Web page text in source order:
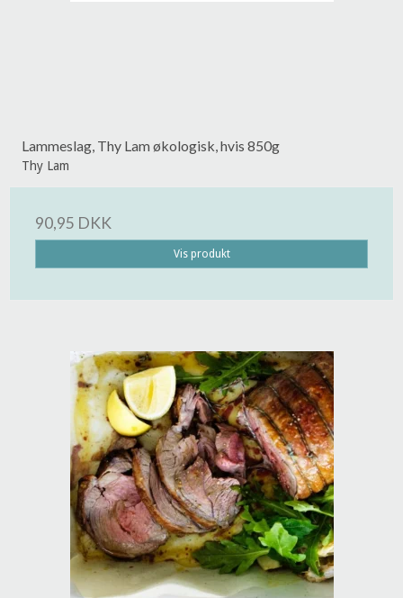
Lammeslag, Thy Lam økologisk, hvis 850g
Thy Lam
90,95 DKK
Vis produkt